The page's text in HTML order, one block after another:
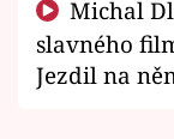
slavného
Jezdil na